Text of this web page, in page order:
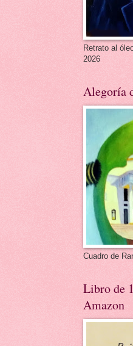
Retrato al
2026
Alegoría
Cuadro de
Libro de
Amazon